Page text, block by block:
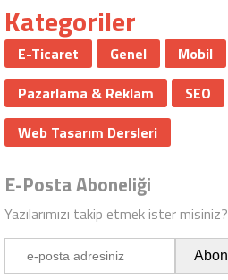
Kategoriler
E-Ticaret Genel
Mobil
Pazarlama & Reklam
SEO
Web Tasarım Dersleri
E-Posta Aboneliği
Yazılarımızı takip etmek ister misiniz?